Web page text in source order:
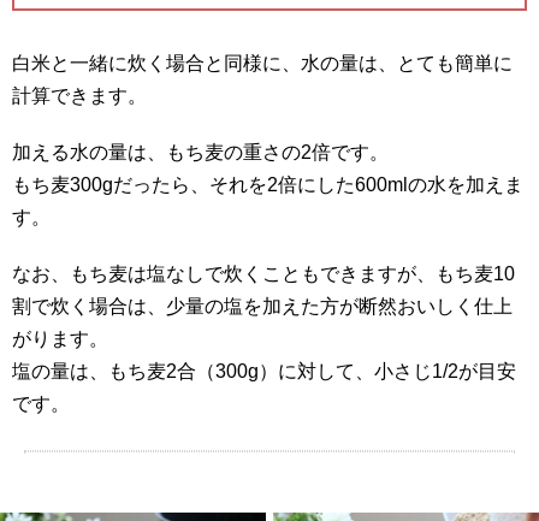
白米と一緒に炊く場合と同様に、水の量は、とても簡単に
計算できます。
加える水の量は、もち麦の重さの2倍です。
もち麦300gだったら、それを2倍にした600mlの水を加えま
す。
なお、もち麦は塩なしで炊くこともできますが、もち麦10
割で炊く場合は、少量の塩を加えた方が断然おいしく仕上
がります。
塩の量は、もち麦2合（300g）に対して、小さじ1/2が目安
です。